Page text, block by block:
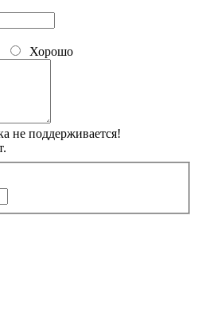
Хорошо
не поддерживается!